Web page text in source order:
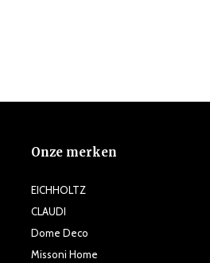
Onze merken
EICHHOLTZ
CLAUDI
Dome Deco
Missoni Home